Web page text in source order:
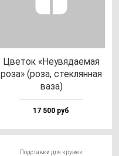
Цве­ток «Неувя­да­емая
ро­за» (ро­за, стек­лян­ная
ва­за)
17 500 руб
Подставки для кружек